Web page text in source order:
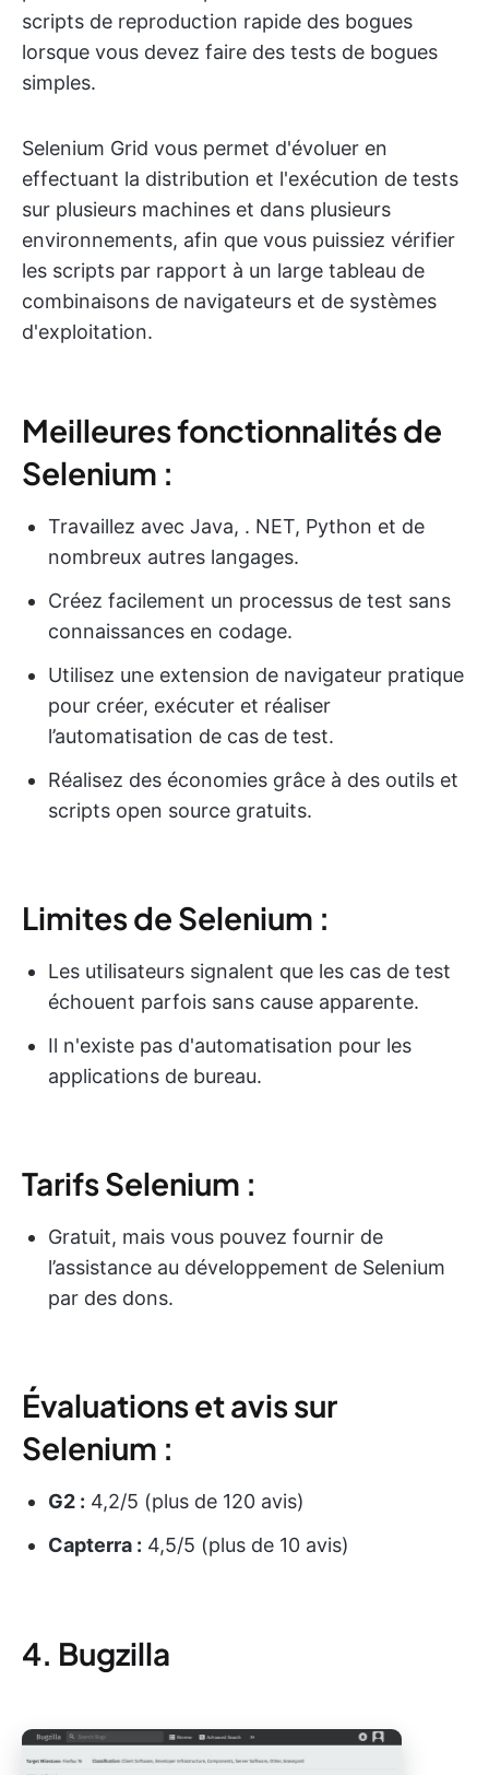
scripts de reproduction rapide des bogues
lorsque vous devez faire des tests de bogues
simples.
Selenium Grid vous permet d'évoluer en
effectuant la distribution et l'exécution de tests
sur plusieurs machines et dans plusieurs
environnements, afin que vous puissiez vérifier
les scripts par rapport à un large tableau de
combinaisons de navigateurs et de systèmes
d'exploitation.
Meilleures fonctionnalités de
Selenium :
Travaillez avec Java, . NET, Python et de
nombreux autres langages.
Créez facilement un processus de test sans
connaissances en codage.
Utilisez une extension de navigateur pratique
pour créer, exécuter et réaliser
l’automatisation de cas de test.
Réalisez des économies grâce à des outils et
scripts open source gratuits.
Limites de Selenium :
Les utilisateurs signalent que les cas de test
échouent parfois sans cause apparente.
Il n'existe pas d'automatisation pour les
applications de bureau.
Tarifs Selenium :
Gratuit, mais vous pouvez fournir de
l’assistance au développement de Selenium
par des dons.
Évaluations et avis sur
Selenium :
G2 : 4,2/5 (plus de 120 avis)
Capterra : 4,5/5 (plus de 10 avis)
4. Bugzilla